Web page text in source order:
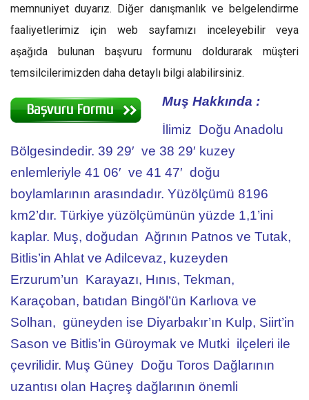
memnuniyet duyarız. Diğer danışmanlık ve belgelendirme
faaliyetlerimiz için web sayfamızı inceleyebilir veya
aşağıda bulunan başvuru formunu doldurarak müşteri
temsilcilerimizden daha detaylı bilgi alabilirsiniz.
Muş Hakkında :
İlimiz Doğu Anadolu
Bölgesindedir. 39 29′ ve 38 29′ kuzey
enlemleriyle 41 06′ ve 41 47′ doğu
boylamlarının arasındadır. Yüzölçümü 8196
km2’dır. Türkiye yüzölçümünün yüzde 1,1’ini
kaplar. Muş, doğudan Ağrının Patnos ve Tutak,
Bitlis’in Ahlat ve Adilcevaz, kuzeyden
Erzurum’un Karayazı, Hınıs, Tekman,
Karaçoban, batıdan Bingöl’ün Karlıova ve
Solhan, güneyden ise Diyarbakır’ın Kulp, Siirt’in
Sason ve Bitlis’in Güroymak ve Mutki ilçeleri ile
çevrilidir. Muş Güney Doğu Toros Dağlarının
uzantısı olan Haçreş dağlarının önemli